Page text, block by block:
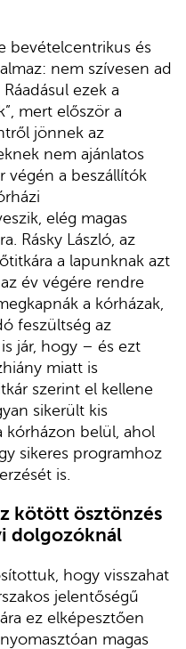
bevételcentrikus és
nem szívesen ad
ezek a
mert először a
jönnek az
nem ajánlatos
végén a beszállítók
elég magas
Rásky László, az
a lapunknak azt
év végére rendre
a kórházak,
feszültség az
jár, hogy – és ezt
miatt is
szerint el kellene
sikerült kis
belül, ahol
sikeres programhoz
is.
kötött ösztönzés
dolgozóknál
hogy visszahat
jelentőségű
ez elképesztően
magas